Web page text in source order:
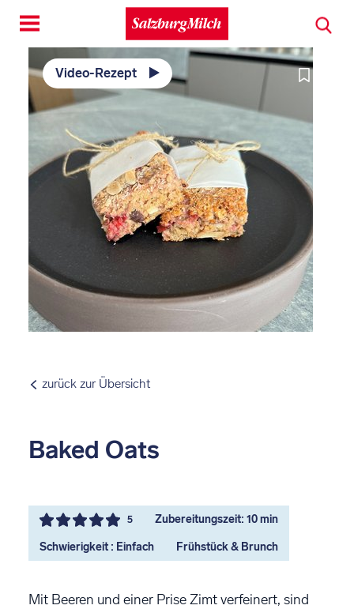
Toggle
navigation
Video-Rezept
zurück zur Übersicht
Baked Oats
5 Zubereitungszeit: 10 min
Schwierigkeit : Einfach Frühstück & Brunch
Mit Beeren und einer Prise Zimt verfeinert, sind